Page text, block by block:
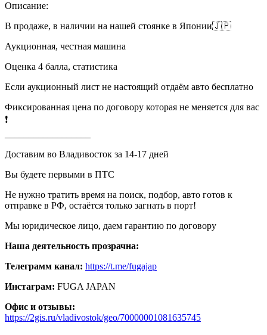
Описание:
В продаже, в наличии на нашей стоянке в Японии🇯🇵
Аукционная, честная машина
Оценка 4 балла, статистика
Если аукционный лист не настоящий отдаём авто бесплатно
Фиксированная цена по договору которая не меняется для вас
❗️
Доставим во Владивосток за 14-17 дней
Вы будете первыми в ПТС
Не нужно тратить время на поиск, подбор, авто готов к
отправке в РФ, остаётся только загнать в порт!
Мы юридическое лицо, даем гарантию по договору
Наша деятельность прозрачна:
Телеграмм канал: https://t.me/fugajap
Инстаграм: FUGA JAPAN
Офис и отзывы:
https://2gis.ru/vladivostok/geo/70000001081635745